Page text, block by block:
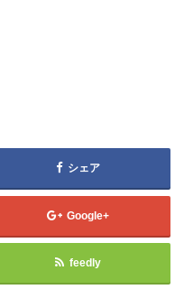
シェア
Google+
feedly